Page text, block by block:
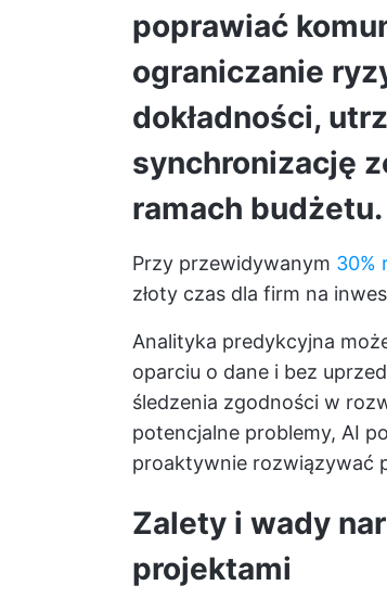
poprawiać
ograniczanie
dokładności,
synchronizację
ramach budżetu.
Przy przewidywanym 30%
złoty czas dla firm na
Analityka predykcyjna
oparciu o dane i bez
śledzenia zgodności w
potencjalne problemy, AI
proaktywnie rozwiązywać
Zalety i wady
projektami